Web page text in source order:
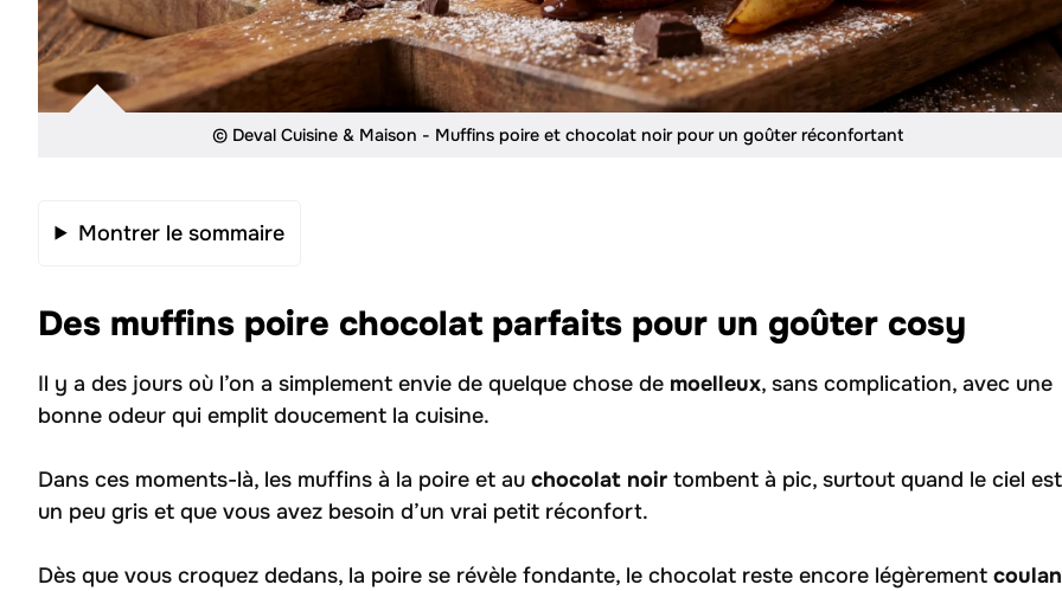
© Deval Cuisine & Maison - Muffins poire et chocolat noir pour un goûter réconfortant
Montrer le sommaire
Des muffins poire chocolat parfaits pour un goûter cosy
Il y a des jours où l’on a simplement envie de quelque chose de moelleux, sans complication, avec une
bonne odeur qui emplit doucement la cuisine.
Dans ces moments-là, les muffins à la poire et au chocolat noir tombent à pic, surtout quand le ciel est
un peu gris et que vous avez besoin d’un vrai petit réconfort.
Dès que vous croquez dedans, la poire se révèle fondante, le chocolat reste encore légèrement